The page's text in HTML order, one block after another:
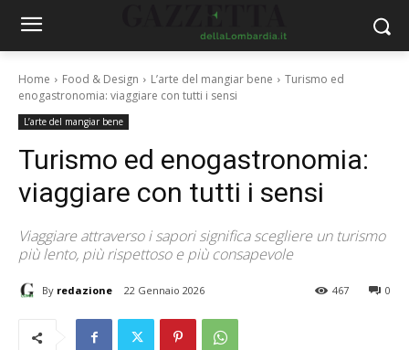
Home Food & Design L’arte del mangiar bene
Turismo ed
enogastronomia: viaggiare con tutti i sensi
L’arte del mangiar bene
Turismo ed enogastronomia:
viaggiare con tutti i sensi
Viaggiare attraverso i sapori significa scegliere un turismo
più lento, più rispettoso e più consapevole
By redazione 22 Gennaio 2026 0
467